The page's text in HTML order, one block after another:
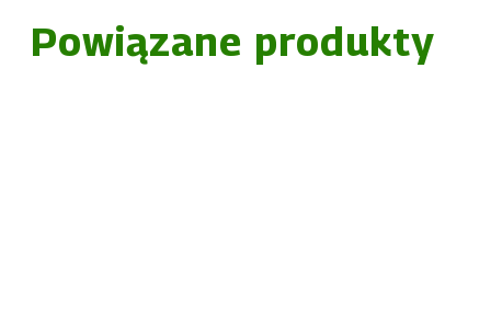
Powiązane produkty